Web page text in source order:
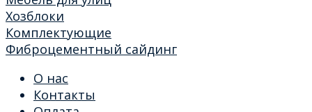
Хозблоки
Комплектующие
Фиброцементный сайдинг
О нас
Контакты